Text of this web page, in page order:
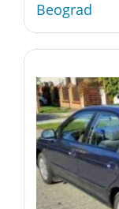
Beograd